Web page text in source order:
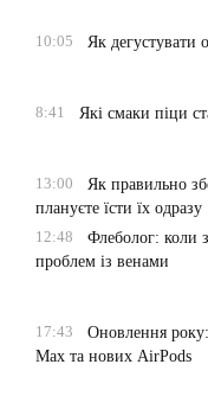
10:05
Як дегустувати
8:41
Які смаки піци
13:00
Як правильно
плануєте їсти їх одразу
12:48
Флеболог: коли
проблем із венами
17:43
Оновлення
Max та нових AirPods